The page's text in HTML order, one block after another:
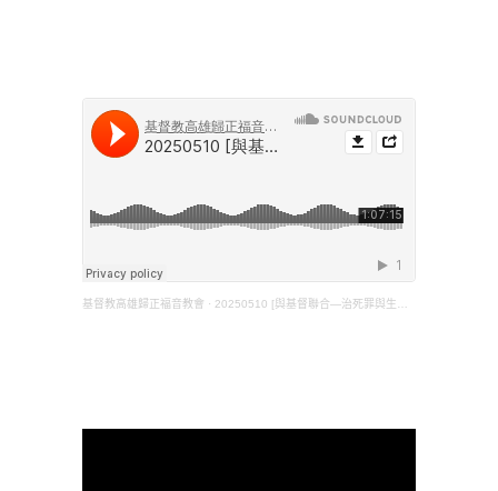
基督教高雄歸正福音教會 · 20250510 [與基督聯合—治死罪與生活成聖] (張肇松 長老) (西三1-11)